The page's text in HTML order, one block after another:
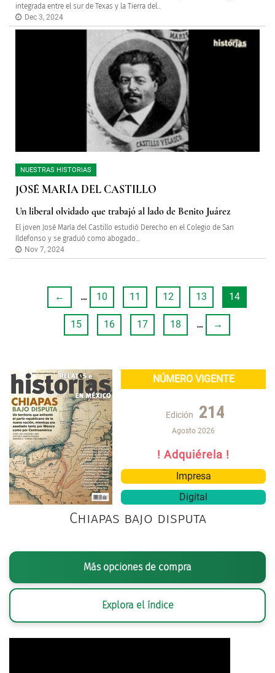
integrada entre el sur de Texas y la Tierra del...
Dec 3, 2024
NUESTRAS HISTORIAS
JOSÉ MARÍA DEL CASTILLO
Un liberal olvidado que trabajó al lado de Benito Juárez
El joven José María del Castillo estudió Derecho en el Colegio de San
Ildefonso y se graduó como abogado...
Nov 7, 2024
← … 10 11 12 13 14
15 16 17 18 … →
NÚMERO VIGENTE
Edición 214
Agosto 2026
! Adquiérela !
Impresa
Digital
Chiapas bajo disputa
Más opciones de compra
Explora el índice